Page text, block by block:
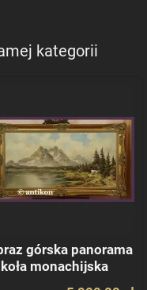
kategorii
górska panorama
monachijska